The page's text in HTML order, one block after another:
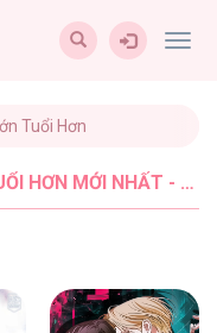
Tuổi Hơn
- TUSACHXINHXINH (8)